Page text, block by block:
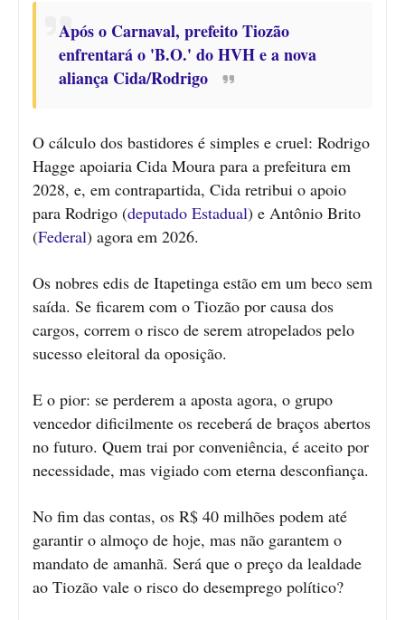
Após o Carnaval, prefeito Tiozão
enfrentará o 'B.O.' do HVH e a nova
aliança Cida/Rodrigo
O cálculo dos bastidores é simples e cruel: Rodrigo
Hagge apoiaria Cida Moura para a prefeitura em
2028, e, em contrapartida, Cida retribui o apoio
para Rodrigo (deputado Estadual) e Antônio Brito
(Federal) agora em 2026.
Os nobres edis de Itapetinga estão em um beco sem
saída. Se ficarem com o Tiozão por causa dos
cargos, correm o risco de serem atropelados pelo
sucesso eleitoral da oposição.
E o pior: se perderem a aposta agora, o grupo
vencedor dificilmente os receberá de braços abertos
no futuro. Quem trai por conveniência, é aceito por
necessidade, mas vigiado com eterna desconfiança.
No fim das contas, os R$ 40 milhões podem até
garantir o almoço de hoje, mas não garantem o
mandato de amanhã. Será que o preço da lealdade
ao Tiozão vale o risco do desemprego político?